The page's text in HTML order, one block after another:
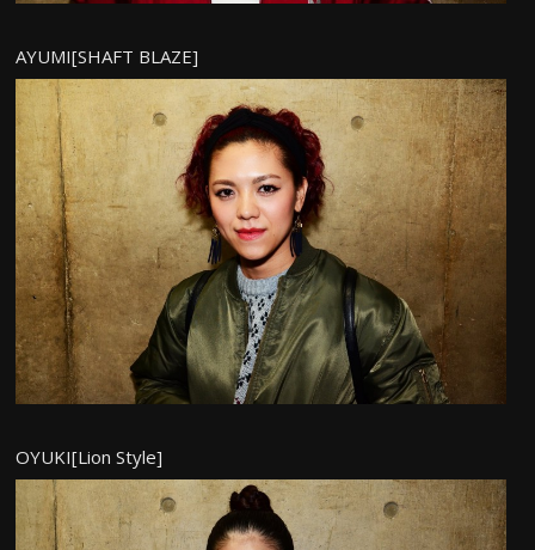
AYUMI[SHAFT BLAZE]
OYUKI[Lion Style]